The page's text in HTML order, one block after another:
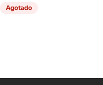
Agotado